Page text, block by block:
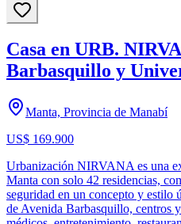
Casa en URB.
Barbasquillo y
Manta, Provincia de Manabí
US$ 169.900
Urbanización NIRVANA es una
Manta con solo 42 residencias,
seguridad en un concepto y estilo
de Avenida Barbasquillo, centros